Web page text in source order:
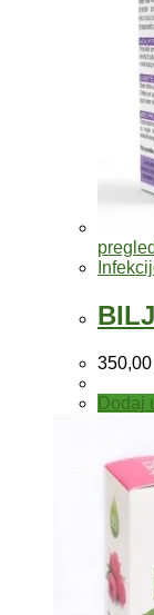
pregled
350,00
Dodaj